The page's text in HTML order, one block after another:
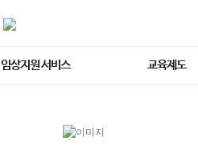
임상지원 서비스 교육제도